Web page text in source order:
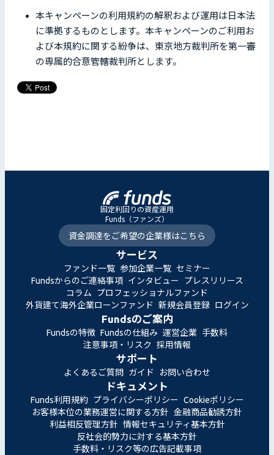
本キャンペーンの利用規約の解釈および運用は日本法
に準拠するものとします。本キャンペーンのご利用お
よび本規約に関する紛争は、東京地方裁判所を第一審
の専属的合意管轄裁判所とします。
固定利回りの資産運用
Funds（ファンズ）
資金調達をご希望の企業様はこちら
サービス
ファンド一覧 参加企業一覧 セミナー
Fundsからのご連絡事項 インタビュー
プレスリリース
コラム
プロフェッショナルファンド
外貨建て海外企業ローンファンド 新規会員登録 ログイン
Fundsのご案内
Fundsの特徴 Fundsの仕組み 運営企業 手数料
注意事項・リスク
採用情報
サポート
よくあるご質問 ガイド お問い合わせ
ドキュメント
Funds利用規約 プライバシーポリシー Cookieポリシー
お客様本位の業務運営に関する方針 金融商品勧誘方針
利益相反管理方針 情報セキュリティ基本方針
反社会的勢力に対する基本方針
手数料・リスク等の広告記載事項